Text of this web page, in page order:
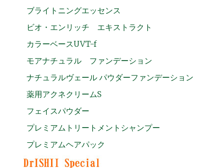
ブライトニングエッセンス
ビオ・エンリッチ エキストラクト
カラーベースUVT-f
モアナチュラル ファンデーション
ナチュラルヴェール パウダーファンデーション
薬用アクネクリームS
フェイスパウダー
プレミアムトリートメントシャンプー
プレミアムヘアパック